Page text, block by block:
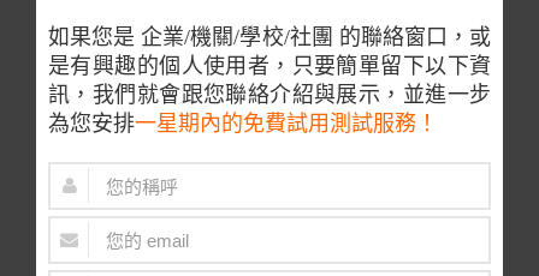
如果您是 企業/機關/學校/社團 的聯絡窗口，或
是有興趣的個人使用者，只要簡單留下以下資
訊，我們就會跟您聯絡介紹與展示，並進一步
為您安排一星期內的免費試用測試服務！